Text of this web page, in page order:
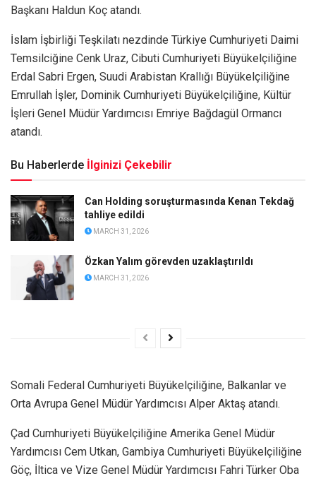
Başkanı Haldun Koç atandı.
İslam İşbirliği Teşkilatı nezdinde Türkiye Cumhuriyeti Daimi
Temsilciğine Cenk Uraz, Cibuti Cumhuriyeti Büyükelçiliğine
Erdal Sabri Ergen, Suudi Arabistan Krallığı Büyükelçiliğine
Emrullah İşler, Dominik Cumhuriyeti Büyükelçiliğine, Kültür
İşleri Genel Müdür Yardımcısı Emriye Bağdagül Ormancı
atandı.
Bu Haberlerde İlginizi Çekebilir
Can Holding soruşturmasında Kenan Tekdağ
tahliye edildi
MARCH 31, 2026
Özkan Yalım görevden uzaklaştırıldı
MARCH 31, 2026
Somali Federal Cumhuriyeti Büyükelçiliğine, Balkanlar ve
Orta Avrupa Genel Müdür Yardımcısı Alper Aktaş atandı.
Çad Cumhuriyeti Büyükelçiliğine Amerika Genel Müdür
Yardımcısı Cem Utkan, Gambiya Cumhuriyeti Büyükelçiliğine
Göç, İltica ve Vize Genel Müdür Yardımcısı Fahri Türker Oba